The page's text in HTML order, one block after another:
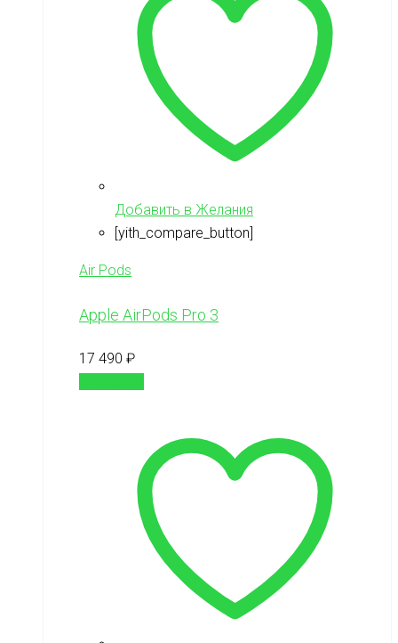
Добавить в Желания
[yith_compare_button]
Air Pods
Apple AirPods Pro 3
17 490 ₽